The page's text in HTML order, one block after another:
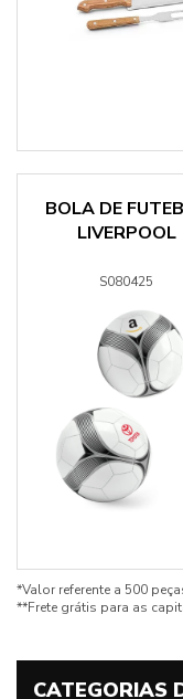
BOLA DE
LIVERPOOL
S080425
*Valor referente a 500
**Frete grátis para as
CATEGORIAS